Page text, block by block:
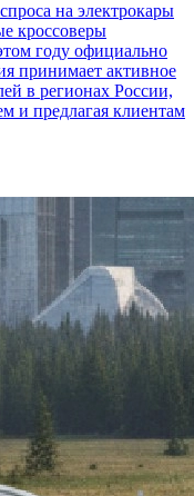
на электрокары
кроссоверы
году официально
принимает активное
в регионах России,
и предлагая клиентам